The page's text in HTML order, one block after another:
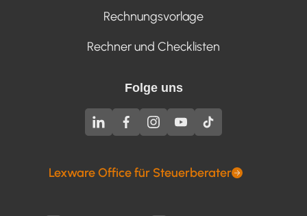
Rechnungsvorlage
Rechner und Checklisten
Folge uns
Lexware Office für Steuerberater